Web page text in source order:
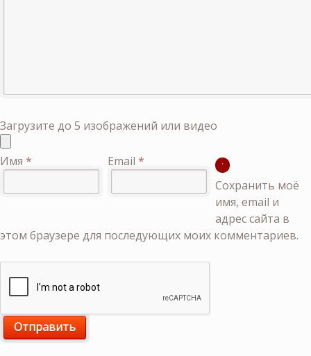
Загрузите до 5 изображений или видео
Имя * Email *
Сохранить моё
имя, email и
адрес сайта в
этом браузере для последующих моих комментариев.